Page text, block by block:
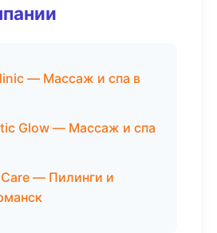
— Массаж и спа в
Glow — Массаж и спа
— Пилинги и